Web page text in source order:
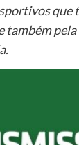
que
também